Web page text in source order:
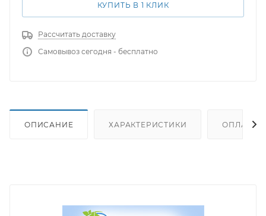
КУПИТЬ В 1 КЛИК
Рассчитать доставку
Самовывоз сегодня - бесплатно
ОПИСАНИЕ ХАРАКТЕРИСТИКИ ОПЛАТА